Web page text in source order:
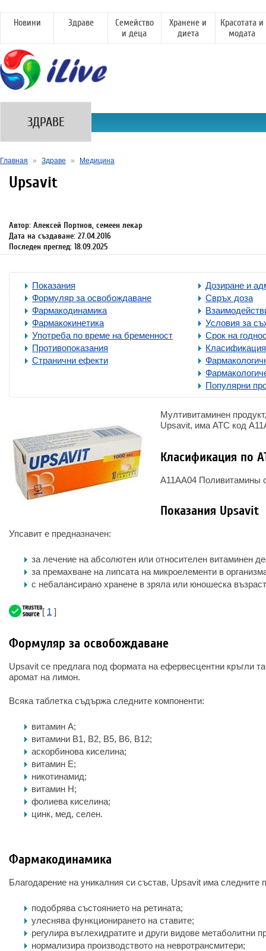
Новини Здраве
Семейство
и деца
Хранене и
диета
Красотата и
модата
ЗДРАВЕ
Главная » Здраве » Медицина
Upsavit
Автор: Алексей Портнов, семеен лекар
Дата на създаване: 27.04.2016
Последен преглед: 18.09.2025
Показания
Формуляр за освобождаване
Фармакодинамика
Фармакокинетика
Употреба по време на бременност
Противопоказания
Странични ефекти
Дозиране и
Свръх доза
Условия за
Срок на
Популярни
Мултивитаминен
Upsavit, има ATC код
Класификация по
A11AA04 Поливитамины
Показания Upsavit
Упсавит е предназначен:
за лечение на абсолютен или относителен витаминен
за премахване на липсата на микроелементи в
с небалансирано хранене в зряла или юношеска
[ 1 ]
Формуляр за освобождаване
Upsavit се предлага под формата на ефервесцентни кръгли
аромат на лимон.
Всяка таблетка съдържа следните компоненти:
витамин А;
витамини B1, B2, B5, B6, B12;
аскорбинова киселина;
витамин Е;
никотинамид;
витамин Н;
фолиева киселина;
цинк, мед, селен.
Фармакодинамика
Благодарение на уникалния си състав, Upsavit има следните
подобрява състоянието на ретината;
улеснява функционирането на ставите;
регулира въглехидратите и други видове метаболитни
нормализира производството на невротрансмитери;